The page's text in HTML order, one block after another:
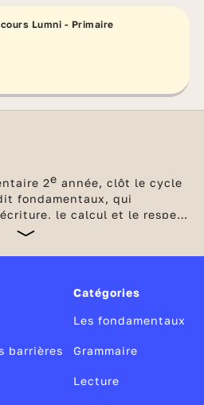
Lumni - Primaire
2e année, clôt le cycle
fondamentaux, qui
le calcul et le respect
haute demeure une
le calcul mental
et la mémorisation.
barrières
Catégories
Les fondamentaux
Grammaire
Lecture